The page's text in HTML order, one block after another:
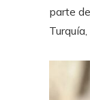
parte